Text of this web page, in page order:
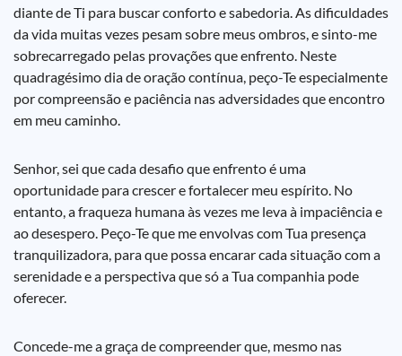
diante de Ti para buscar conforto e sabedoria. As dificuldades
da vida muitas vezes pesam sobre meus ombros, e sinto-me
sobrecarregado pelas provações que enfrento. Neste
quadragésimo dia de oração contínua, peço-Te especialmente
por compreensão e paciência nas adversidades que encontro
em meu caminho.
Senhor, sei que cada desafio que enfrento é uma
oportunidade para crescer e fortalecer meu espírito. No
entanto, a fraqueza humana às vezes me leva à impaciência e
ao desespero. Peço-Te que me envolvas com Tua presença
tranquilizadora, para que possa encarar cada situação com a
serenidade e a perspectiva que só a Tua companhia pode
oferecer.
Concede-me a graça de compreender que, mesmo nas